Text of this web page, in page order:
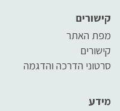
קישורים
מפת האתר
קישורים
סרטוני הדרכה והדגמה
מידע